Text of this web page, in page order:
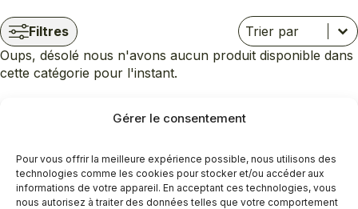
Gérer le consentement
Pour vous offrir la meilleure expérience possible, nous utilisons des
technologies comme les cookies pour stocker et/ou accéder aux
informations de votre appareil. En acceptant ces technologies, vous
nous autorisez à traiter des données telles que votre comportement
Filtres Trier
Trier le contenu
Trier le contenu
Oups, désolé nous n'avons aucun produit disponible dans
cette catégorie pour l'instant.